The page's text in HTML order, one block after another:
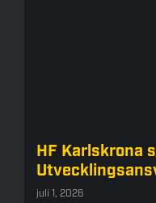
HF Karlskrona
juli 1, 2026